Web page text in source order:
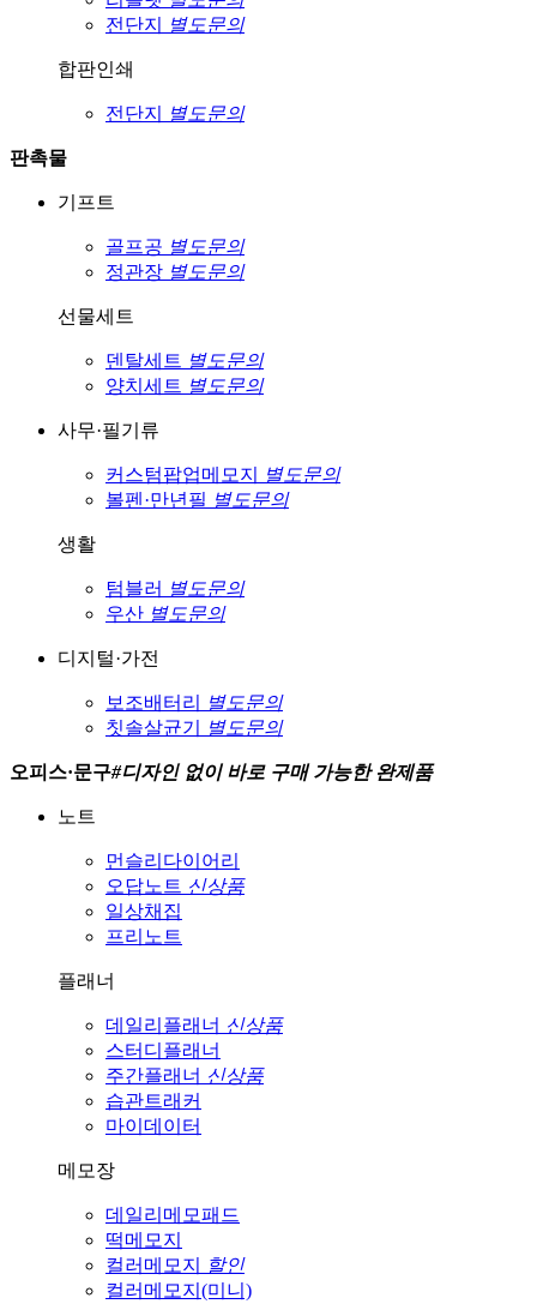
전단지
별도문의
합판인쇄
전단지 별도문의
판촉물
기프트
골프공 별도문의
정관장 별도문의
선물세트
덴탈세트 별도문의
양치세트 별도문의
사무·필기류
커스텀팝업메모지
별도문의
볼펜·만년필 별도문의
생활
텀블러 별도문의
우산 별도문의
디지털·가전
보조배터리
별도문의
칫솔살균기
별도문의
오피스·문구#디자인 없이 바로 구매 가능한 완제품
노트
먼슬리다이어리
오답노트 신상품
일상채집
프리노트
플래너
데일리플래너 신상품
스터디플래너
주간플래너 신상품
습관트래커
마이데이터
메모장
데일리메모패드
떡메모지
컬러메모지
할인
컬러메모지(미니)